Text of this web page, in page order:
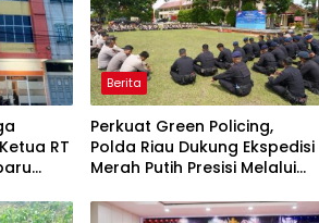
RT
di
Berita
Perkuat Green Policing,
Polda Riau Dukung Ekspedisi
Merah Putih Presisi Melalui
Mangrove